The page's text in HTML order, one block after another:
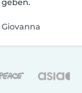
geben.
Giovanna